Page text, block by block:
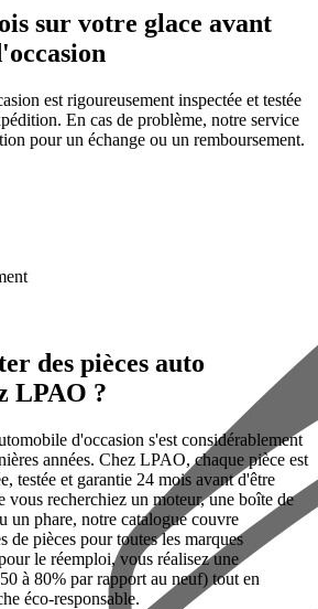
sur votre glace avant
est rigoureusement inspectée et testée
En cas de problème, notre service
pour un échange ou un remboursement.
des pièces auto
LPAO ?
d'occasion s'est considérablement
années. Chez LPAO, chaque pièce est
testée et garantie 24 mois avant d'être
vous recherchiez un moteur, une boîte de
un phare, notre catalogue couvre
de pièces pour toutes les marques
le réemploi, vous réalisez une
à 80% par rapport au neuf) tout en
éco-responsable.